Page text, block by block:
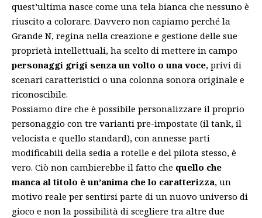
quest’ultima nasce come una tela bianca che nessuno è
riuscito a colorare. Davvero non capiamo perché la
Grande N, regina nella creazione e gestione delle sue
proprietà intellettuali, ha scelto di mettere in campo
personaggi grigi senza un volto o una voce, privi di
scenari caratteristici o una colonna sonora originale e
riconoscibile.
Possiamo dire che è possibile personalizzare il proprio
personaggio con tre varianti pre-impostate (il tank, il
velocista e quello standard), con annesse parti
modificabili della sedia a rotelle e del pilota stesso, è
vero. Ciò non cambierebbe il fatto che quello che
manca al titolo è un’anima che lo caratterizza, un
motivo reale per sentirsi parte di un nuovo universo di
gioco e non la possibilità di scegliere tra altre due